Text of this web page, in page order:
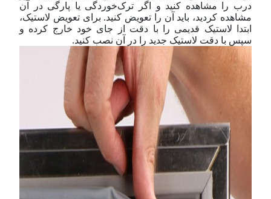
درب را مشاهده کنید و اگر ترک‌خوردگی یا پارگی در آن
مشاهده کردید، باید آن را تعویض کنید. برای تعویض لاستیک،
ابتدا لاستیک قدیمی را با دقت از جای خود خارج کرده و
سپس با دقت لاستیک جدید را در آن نصب کنید.